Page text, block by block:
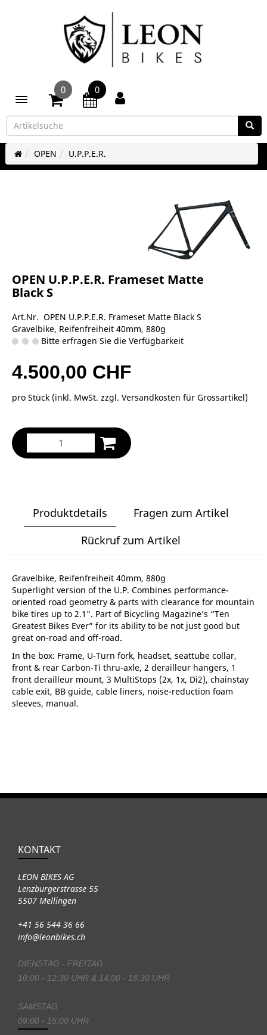
Toggle navigation
0 0
OPEN U.P.P.E.R.
OPEN U.P.P.E.R. Frameset Matte
Black S
Art.Nr. OPEN U.P.P.E.R. Frameset Matte Black S
Gravelbike, Reifenfreiheit 40mm, 880g
Bitte erfragen Sie die Verfügbarkeit
4.500,00 CHF
pro Stück (inkl. MwSt. zzgl. Versandkosten für Grossartikel)
Produktdetails
Fragen zum Artikel
Rückruf zum Artikel
Gravelbike, Reifenfreiheit 40mm, 880g
Superlight version of the U.P. Combines performance-
oriented road geometry & parts with clearance for mountain
bike tires up to 2.1". Part of Bicycling Magazine’s “Ten
Greatest Bikes Ever” for its ability to be not just good but
great on-road and off-road.
In the box: Frame, U-Turn fork, headset, seattube collar,
front & rear Carbon-Ti thru-axle, 2 derailleur hangers, 1
front derailleur mount, 3 MultiStops (2x, 1x, Di2), chainstay
cable exit, BB guide, cable liners, noise-reduction foam
sleeves, manual.
KONTAKT
LEON BIKES AG
Lenzburgerstrasse 55
5507 Mellingen
+41 56 544 36 66
info@leonbikes.ch
DIENSTAG - FREITAG
10:00 - 12:30 UHR & 14:00 - 18:30 UHR
SAMSTAG
09:00 - 15:00 UHR